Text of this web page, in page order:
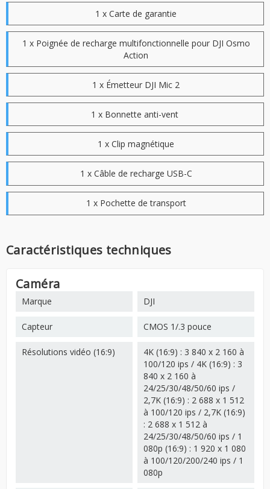
1 x Carte de garantie
1 x Poignée de recharge multifonctionnelle pour DJI Osmo
Action
1 x Émetteur DJI Mic 2
1 x Bonnette anti-vent
1 x Clip magnétique
1 x Câble de recharge USB-C
1 x Pochette de transport
Caractéristiques techniques
Caméra
Marque DJI
Capteur CMOS 1/.3 pouce
Résolutions vidéo (16:9)
4K (16:9) : 3 840 x 2 160 à
100/120 ips / 4K (16:9) : 3
840 x 2 160 à
24/25/30/48/50/60 ips /
2,7K (16:9) : 2 688 x 1 512
à 100/120 ips / 2,7K (16:9)
: 2 688 x 1 512 à
24/25/30/48/50/60 ips / 1
080p (16:9) : 1 920 x 1 080
à 100/120/200/240 ips / 1
080p